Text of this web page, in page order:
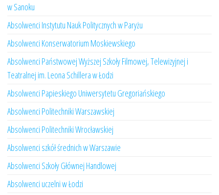
w Sanoku
Absolwenci Instytutu Nauk Politycznych w Paryżu
Absolwenci Konserwatorium Moskiewskiego
Absolwenci Państwowej Wyższej Szkoły Filmowej, Telewizyjnej i
Teatralnej im. Leona Schillera w Łodzi
Absolwenci Papieskiego Uniwersytetu Gregoriańskiego
Absolwenci Politechniki Warszawskiej
Absolwenci Politechniki Wrocławskiej
Absolwenci szkół średnich w Warszawie
Absolwenci Szkoły Głównej Handlowej
Absolwenci uczelni w Łodzi